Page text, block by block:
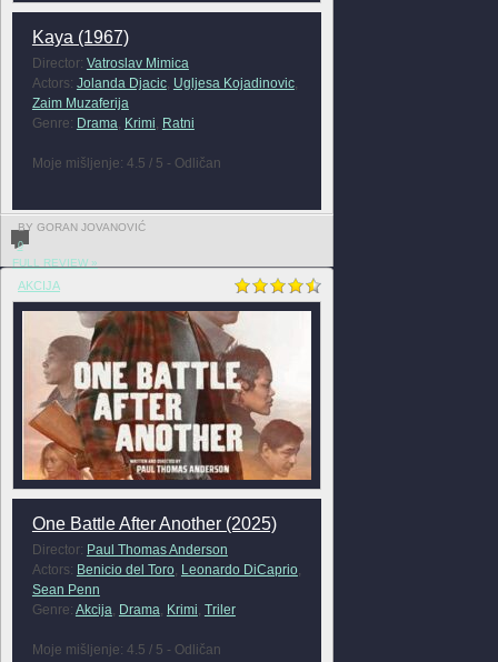
Kaya (1967)
Director: Vatroslav Mimica
Actors: Jolanda Djacic, Ugljesa Kojadinovic,
Zaim Muzaferija
Genre: Drama, Krimi, Ratni
Moje mišljenje: 4.5 / 5 - Odličan
BY GORAN JOVANOVIĆ
0
FULL REVIEW »
AKCIJA
One Battle After Another (2025)
Director: Paul Thomas Anderson
Actors: Benicio del Toro, Leonardo DiCaprio,
Sean Penn
Genre: Akcija, Drama, Krimi, Triler
Moje mišljenje: 4.5 / 5 - Odličan